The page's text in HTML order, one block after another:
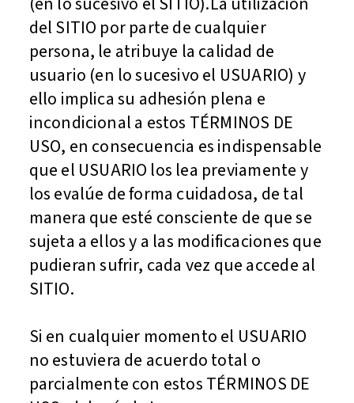
del SITIO por parte de cualquier
persona, le atribuye la calidad de
usuario (en lo sucesivo el USUARIO) y
ello implica su adhesión plena e
incondicional a estos TÉRMINOS DE
USO, en consecuencia es indispensable
que el USUARIO los lea previamente y
los evalúe de forma cuidadosa, de tal
manera que esté consciente de que se
sujeta a ellos y a las modificaciones que
pudieran sufrir, cada vez que accede al
SITIO.
Si en cualquier momento el USUARIO
no estuviera de acuerdo total o
parcialmente con estos TÉRMINOS DE